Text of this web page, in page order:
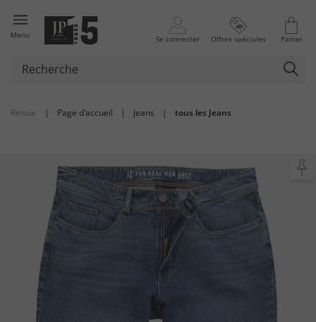
Menu Se connecter Offres spéciales Panier
Retour | Page d’accueil | Jeans | tous les Jeans